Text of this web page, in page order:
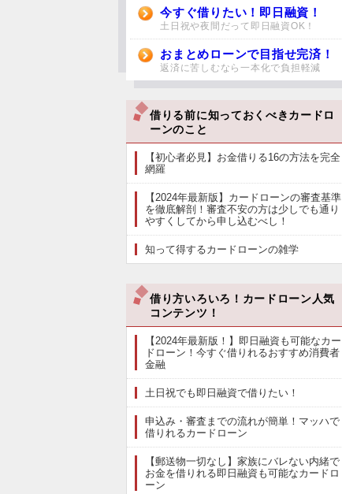
今すぐ借りたい！即日融資！
土日祝や夜間だって即日融資OK！
おまとめローンで目指せ完済！
返済に苦しむなら一本化で負担軽減
借りる前に知っておくべきカードロ
ーンのこと
【初心者必見】お金借りる16の方法を完全
網羅
【2024年最新版】カードローンの審査基準
を徹底解剖！審査不安の方は少しでも通り
やすくしてから申し込むべし！
知って得するカードローンの雑学
借り方いろいろ！カードローン人気
コンテンツ！
【2024年最新版！】即日融資も可能なカー
ドローン！今すぐ借りれるおすすめ消費者
金融
土日祝でも即日融資で借りたい！
申込み・審査までの流れが簡単！マッハで
借りれるカードローン
【郵送物一切なし】家族にバレない内緒で
お金を借りれる即日融資も可能なカードロ
ーン